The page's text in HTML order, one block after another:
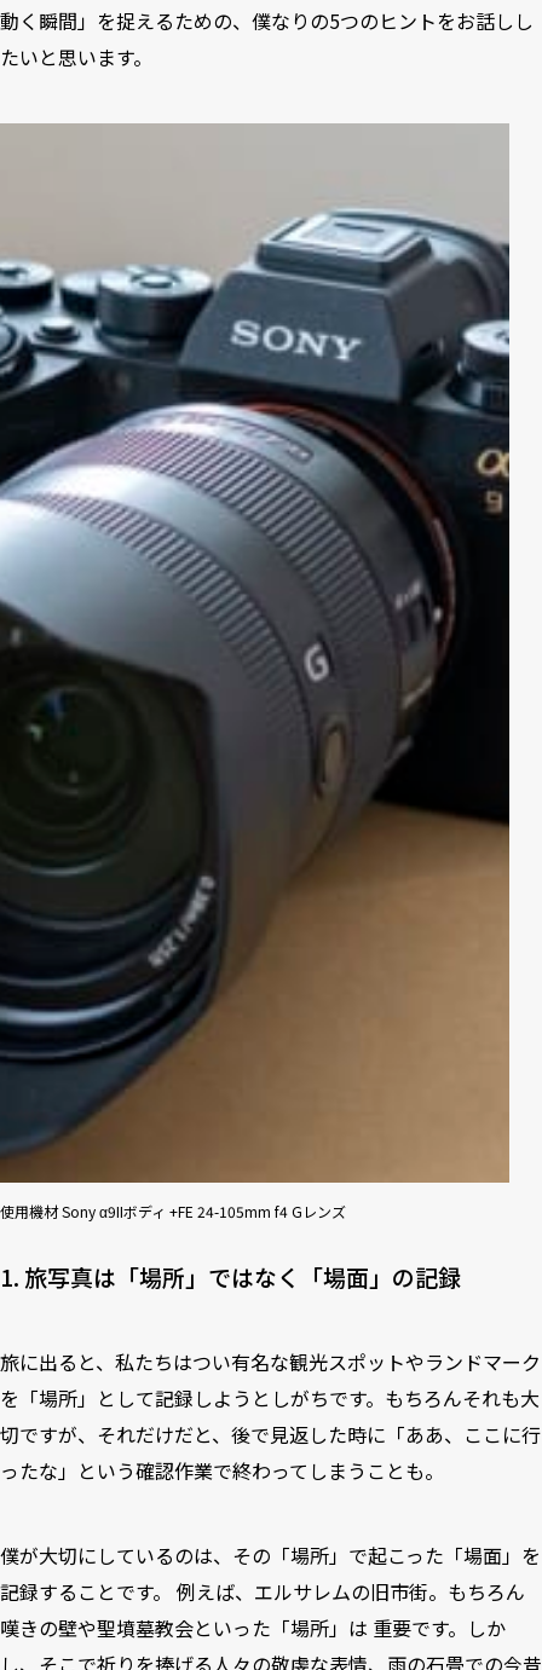
動く瞬間」を捉えるための、僕なりの5つのヒントをお話しし
たいと思います。
使用機材 Sony α9IIボディ +FE 24-105mm f4 Gレンズ
1. 旅写真は「場所」ではなく「場面」の記録
旅に出ると、私たちはつい有名な観光スポットやランドマーク
を「場所」として記録しようとしがちです。もちろんそれも大
切ですが、それだけだと、後で見返した時に「ああ、ここに行
ったな」という確認作業で終わってしまうことも。
僕が大切にしているのは、その「場所」で起こった「場面」を
記録することです。 例えば、エルサレムの旧市街。もちろん
嘆きの壁や聖墳墓教会といった「場所」は 重要です。しか
し、そこで祈りを捧げる人々の敬虔な表情、雨の石畳での今昔